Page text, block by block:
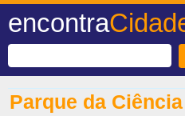
encontra
Parque da